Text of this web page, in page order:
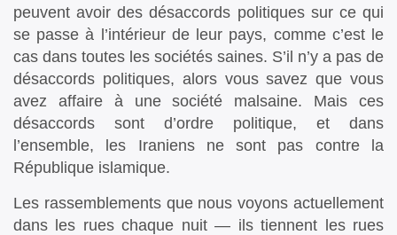
peuvent avoir des désaccords politiques sur ce qui
se passe à l’intérieur de leur pays, comme c’est le
cas dans toutes les sociétés saines. S’il n’y a pas de
désaccords politiques, alors vous savez que vous
avez affaire à une société malsaine. Mais ces
désaccords sont d’ordre politique, et dans
l’ensemble, les Iraniens ne sont pas contre la
République islamique.
Les rassemblements que nous voyons actuellement
dans les rues chaque nuit — ils tiennent les rues